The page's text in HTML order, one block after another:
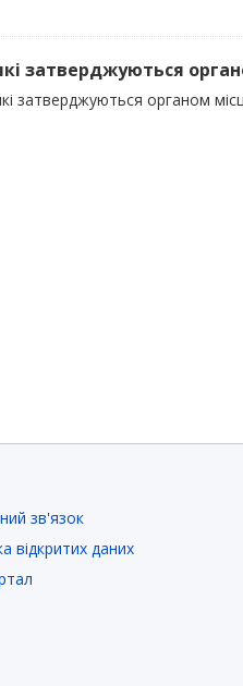
затверджуються
затверджуються органом
зв'язок
відкритих даних